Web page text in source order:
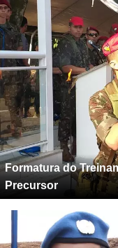
Formatura do
Precursor